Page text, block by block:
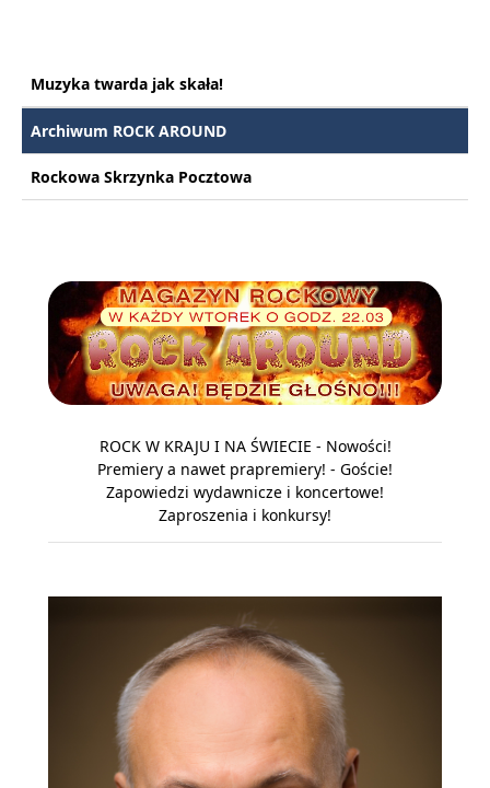
Muzyka twarda jak skała!
Archiwum ROCK AROUND
Rockowa Skrzynka Pocztowa
ROCK W KRAJU I NA ŚWIECIE - Nowości!
Premiery a nawet prapremiery! - Goście!
Zapowiedzi wydawnicze i koncertowe!
Zaproszenia i konkursy!